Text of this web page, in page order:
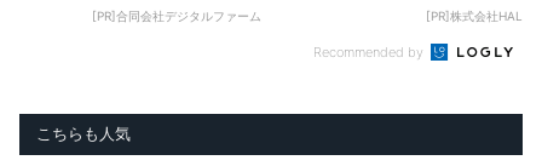
[PR]合同会社デジタルファーム [PR]株式会社HAL
Recommended by
こちらも人気